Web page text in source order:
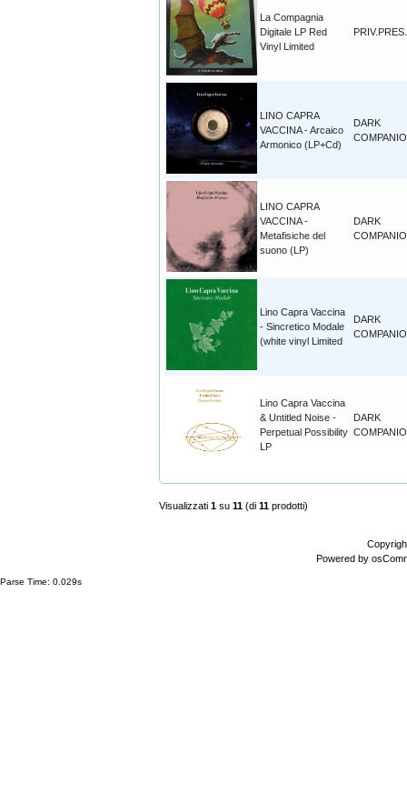
La Compagnia
Digitale LP Red
Vinyl Limited
PRIV.PRES.
LINO CAPRA
VACCINA - Arcaico
Armonico (LP+Cd)
DARK
LINO CAPRA
VACCINA -
Metafisiche del
suono (LP)
DARK
Lino Capra Vaccina
- Sincretico Modale
(white vinyl Limited
DARK
Lino Capra Vaccina
& Untitled Noise -
Perpetual Possibility
LP
DARK
Visualizzati 1 su 11 (di 11 prodotti)
Powered by
Parse Time: 0.029s